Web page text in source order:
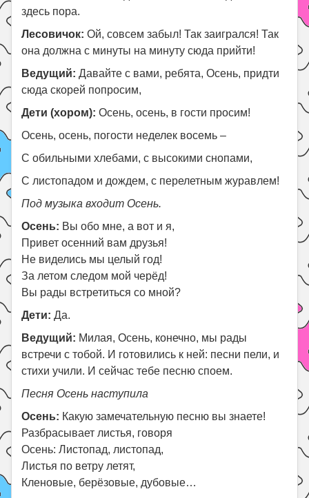
здесь пора.
Лесовичок: Ой, совсем забыл! Так заигрался! Так
она должна с минуты на минуту сюда прийти!
Ведущий: Давайте с вами, ребята, Осень, придти
сюда скорей попросим,
Дети (хором): Осень, осень, в гости просим!
Осень, осень, погости неделек восемь –
С обильными хлебами, с высокими снопами,
С листопадом и дождем, с перелетным журавлем!
Под музыка входит Осень.
Осень: Вы обо мне, а вот и я,
Привет осенний вам друзья!
Не виделись мы целый год!
За летом следом мой черёд!
Вы рады встретиться со мной?
Дети: Да.
Ведущий: Милая, Осень, конечно, мы рады
встречи с тобой. И готовились к ней: песни пели, и
стихи учили. И сейчас тебе песню споем.
Песня Осень наступила
Осень: Какую замечательную песню вы знаете!
Разбрасывает листья, говоря
Осень: Листопад, листопад,
Листья по ветру летят,
Кленовые, берёзовые, дубовые…